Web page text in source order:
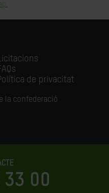
de privacitat
la confederació
00